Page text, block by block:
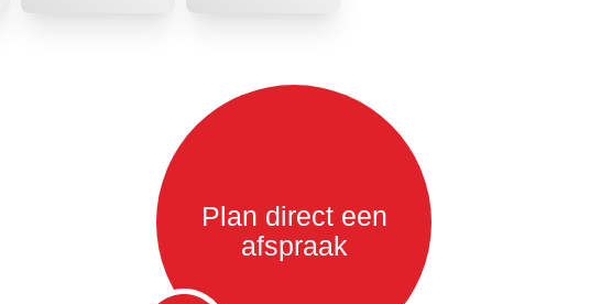
Plan direct een
afspraak